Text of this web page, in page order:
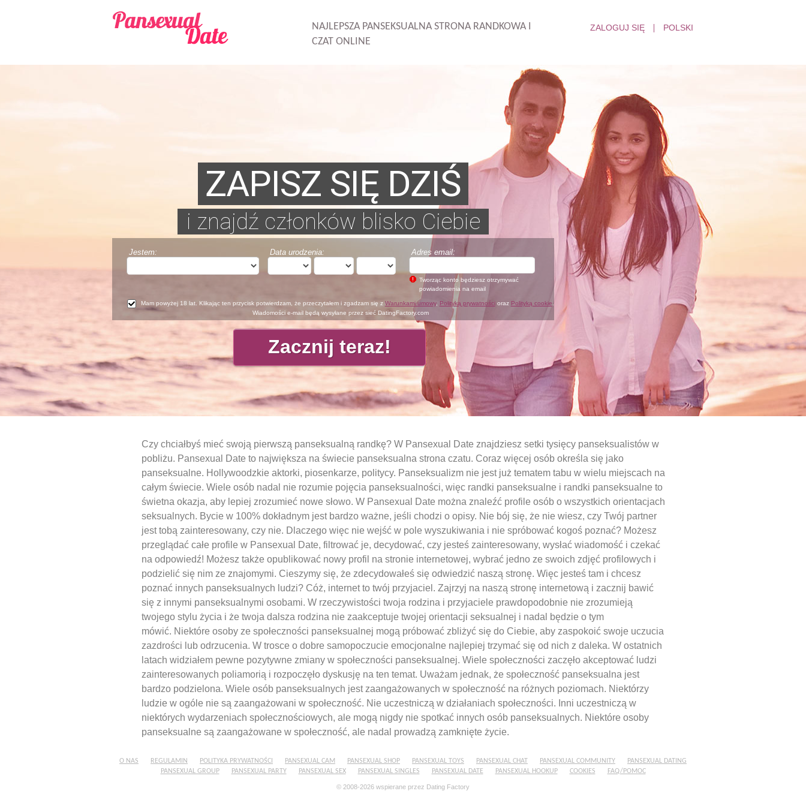
NAJLEPSZA PANSEKSUALNA STRONA RANDKOWA I
CZAT ONLINE
ZALOGUJ SIĘ POLSKI
ZAPISZ SIĘ DZIŚ
i znajdź członków blisko Ciebie
Jestem: Data urodzenia: Adres email:
Tworząc konto będziesz otrzymywać
powiadomienia na email
Mam powyżej 18 lat. Klikając ten przycisk potwierdzam, że przeczytałem i zgadzam się z Warunkami umowy, Polityką prywatnościoraz Polityką cookie
Wiadomości e-mail będą wysyłane przez sieć DatingFactory.com
Czy chciałbyś mieć swoją pierwszą panseksualną randkę? W Pansexual Date znajdziesz setki tysięcy panseksualistów w
pobliżu. Pansexual Date to największa na świecie panseksualna strona czatu. Coraz więcej osób określa się jako
panseksualne. Hollywoodzkie aktorki, piosenkarze, politycy. Panseksualizm nie jest już tematem tabu w wielu miejscach na
całym świecie. Wiele osób nadal nie rozumie pojęcia panseksualności, więc randki panseksualne i randki panseksualne to
świetna okazja, aby lepiej zrozumieć nowe słowo. W Pansexual Date można znaleźć profile osób o wszystkich orientacjach
seksualnych. Bycie w 100% dokładnym jest bardzo ważne, jeśli chodzi o opisy. Nie bój się, że nie wiesz, czy Twój partner
jest tobą zainteresowany, czy nie. Dlaczego więc nie wejść w pole wyszukiwania i nie spróbować kogoś poznać? Możesz
przeglądać całe profile w Pansexual Date, filtrować je, decydować, czy jesteś zainteresowany, wysłać wiadomość i czekać
na odpowiedź! Możesz także opublikować nowy profil na stronie internetowej, wybrać jedno ze swoich zdjęć profilowych i
podzielić się nim ze znajomymi. Cieszymy się, że zdecydowałeś się odwiedzić naszą stronę. Więc jesteś tam i chcesz
poznać innych panseksualnych ludzi? Cóż, internet to twój przyjaciel. Zajrzyj na naszą stronę internetową i zacznij bawić
się z innymi panseksualnymi osobami. W rzeczywistości twoja rodzina i przyjaciele prawdopodobnie nie zrozumieją
twojego stylu życia i że twoja dalsza rodzina nie zaakceptuje twojej orientacji seksualnej i nadal będzie o tym
mówić. Niektóre osoby ze społeczności panseksualnej mogą próbować zbliżyć się do Ciebie, aby zaspokoić swoje uczucia
zazdrości lub odrzucenia. W trosce o dobre samopoczucie emocjonalne najlepiej trzymać się od nich z daleka. W ostatnich
latach widziałem pewne pozytywne zmiany w społeczności panseksualnej. Wiele społeczności zaczęło akceptować ludzi
zainteresowanych poliamorią i rozpoczęło dyskusję na ten temat. Uważam jednak, że społeczność panseksualna jest
bardzo podzielona. Wiele osób panseksualnych jest zaangażowanych w społeczność na różnych poziomach. Niektórzy
ludzie w ogóle nie są zaangażowani w społeczność. Nie uczestniczą w działaniach społeczności. Inni uczestniczą w
niektórych wydarzeniach społecznościowych, ale mogą nigdy nie spotkać innych osób panseksualnych. Niektóre osoby
panseksualne są zaangażowane w społeczność, ale nadal prowadzą zamknięte życie.
O NAS REGULAMIN POLITYKA PRYWATNOŚCI PANSEXUAL CAM PANSEXUAL SHOP PANSEXUAL TOYS PANSEXUAL CHAT PANSEXUAL COMMUNITY
PANSEXUAL DATING
PANSEXUAL GROUP
PANSEXUAL PARTY PANSEXUAL SEX PANSEXUAL SINGLES PANSEXUAL DATE PANSEXUAL HOOKUP COOKIES FAQ/POMOC
© 2008-2026 wspierane przez Dating Factory